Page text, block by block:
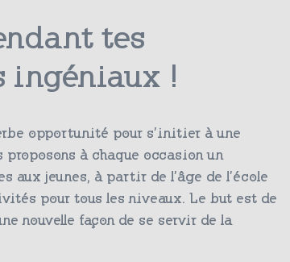
tes
ingéniaux !
opportunité pour s’initier à une
à chaque occasion un
aux jeunes, à partir de l’âge de l’école
pour tous les niveaux. Le but est de
nouvelle façon de se servir de la